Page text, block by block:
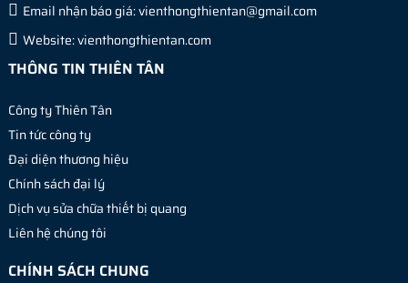
Email nhận báo giá:vienthongthientan@gmail.com
Website:vienthongthientan.com
THÔNG TIN THIÊN TÂN
Công ty Thiên Tân
Tin tức công ty
Đại diện thương hiệu
Chính sách đại lý
Dịch vụ sửa chữa thiết bị quang
Liên hệ chúng tôi
CHÍNH SÁCH CHUNG